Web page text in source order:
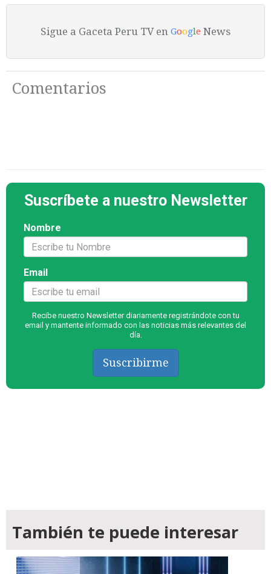
Sigue a Gaceta Peru TV en Google News
Comentarios
Suscríbete a nuestro Newsletter
Nombre
Email
Recibe nuestro Newsletter diariamente registrándote con tu
email y mantente informado con las noticias más relevantes del
día.
Suscribirme
También te puede interesar